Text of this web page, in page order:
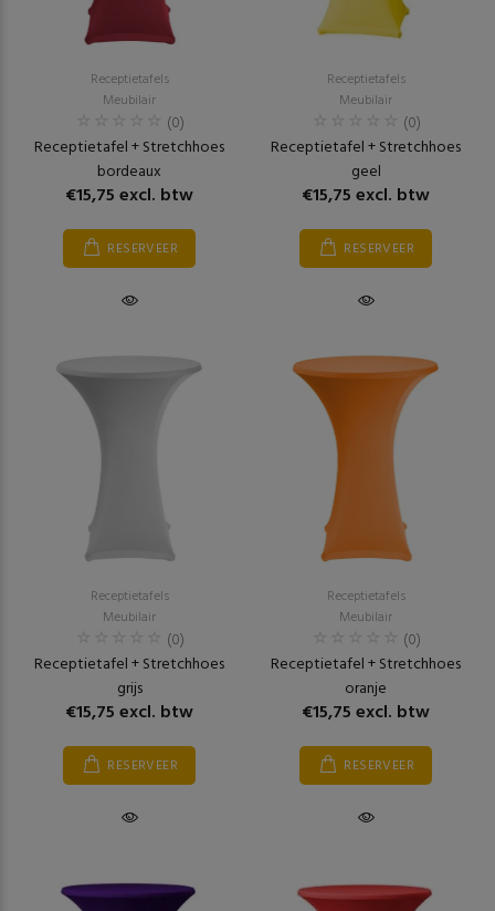
Receptietafels
Meubilair
(0)
Receptietafel + Stretchhoes
bordeaux
€15,75 excl. btw
RESERVEER
Receptietafels
Meubilair
(0)
Receptietafel + Stretchhoes
geel
€15,75 excl. btw
RESERVEER
Receptietafels
Meubilair
(0)
Receptietafel + Stretchhoes
grijs
€15,75 excl. btw
RESERVEER
Receptietafels
Meubilair
(0)
Receptietafel + Stretchhoes
oranje
€15,75 excl. btw
RESERVEER